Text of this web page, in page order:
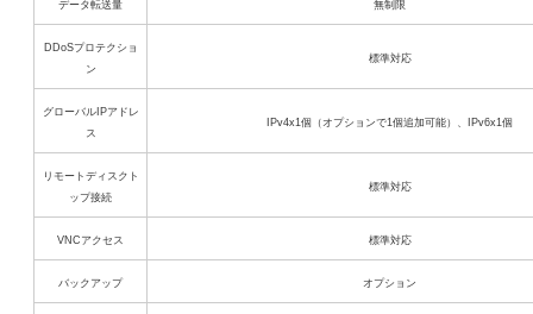
データ転送量 無制限
DDoSプロテクショ
ン
標準対応
グローバルIPアドレ
ス
IPv4x1個（オプションで1個追加可能）、IPv6x1個
リモートディスクト
ップ接続
標準対応
VNCアクセス 標準対応
バックアップ オプション